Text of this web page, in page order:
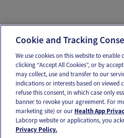
OUR APPS FOLLOW US
Ovia products and services are provided for
Cookie and Tracking
We use cookies on this website to
clicking “Accept All Cookies”, or by
may collect, use and transfer to our
indications or interests based on viewed
refuse this consent, in which case only
banner to revoke your agreement. For
marketing site) or our Health App
Labcorp website or applications, you
Privacy Policy.